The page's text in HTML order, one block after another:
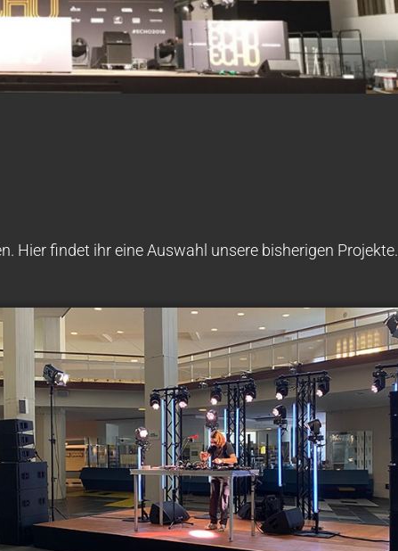
Hier findet ihr eine Auswahl unsere bisherigen Projekte.